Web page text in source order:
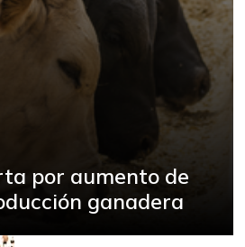
por aumento de
ganadera